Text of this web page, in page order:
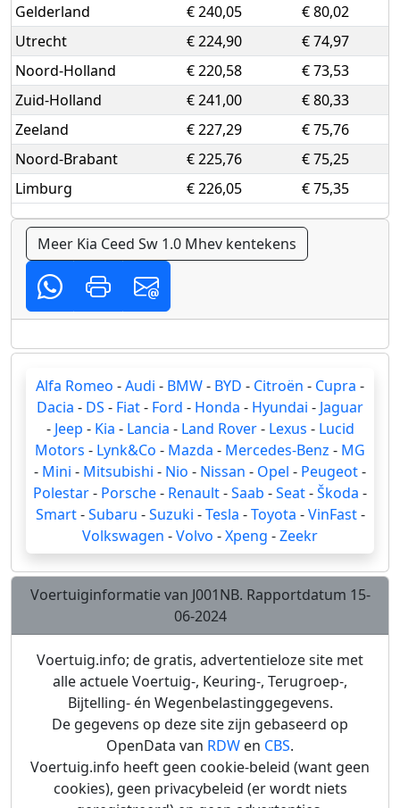
Gelderland
€ 240,05
€ 80,02
Utrecht
€ 224,90
€ 74,97
Noord-Holland
€ 220,58
€ 73,53
Zuid-Holland
€ 241,00
€ 80,33
Zeeland
€ 227,29
€ 75,76
Noord-Brabant
€ 225,76
€ 75,25
Limburg
€ 226,05 € 75,35
Meer Kia Ceed Sw 1.0 Mhev kentekens
Alfa Romeo -Audi - BMW- BYD - Citroën - Cupra -
Dacia - DS - Fiat- Ford - Honda - Hyundai - Jaguar
- Jeep - Kia - Lancia - Land Rover- Lexus - Lucid
Motors - Lynk&Co - Mazda - Mercedes-Benz - MG
- Mini - Mitsubishi - Nio - Nissan - Opel - Peugeot-
Polestar- Porsche- Renault-Saab -Seat-Škoda -
Smart-Subaru -Suzuki -Tesla -Toyota -VinFast-
Volkswagen -Volvo -Xpeng -Zeekr
Voertuiginformatie van J001NB. Rapportdatum 15-
06-2024
Voertuig.info; de gratis, advertentieloze site met
alle actuele Voertuig-, Keuring-, Terugroep-,
Bijtelling- én Wegenbelastinggegevens.
De gegevens op deze site zijn gebaseerd op
OpenData van RDW en CBS.
Voertuig.info heeft geen cookie-beleid (want geen
cookies), geen privacybeleid (er wordt niets